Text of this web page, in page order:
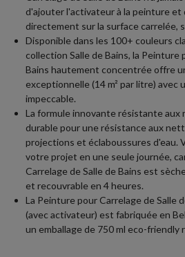
d'ajouter l'activateur à la peinture et
directement sur la surface carrelée,
Disponible dans les 100+ couleurs
collection Salle de Bains, la Peinture
Bains hautement concentrée offre
exceptionnelle (14 m² par litre) avec
impeccable.
La formule innovante résistante aux
durable pour une résistance aux
projections et éclaboussures d'eau.
votre projet en une seule journée,
Carrelage de Salle de Bains est
et recouvrable en 4 heures.
La Peinture pour Carrelage de Salle
(avec activateur) est fabriquée en
un emballage de 750 ml eco-friendly